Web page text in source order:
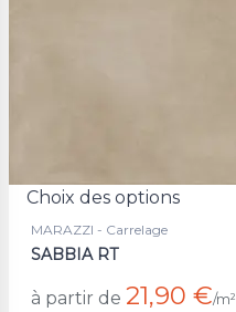
Choix des options
MARAZZI - Carrelage
SABBIA RT
à partir de 21,90 €/m²